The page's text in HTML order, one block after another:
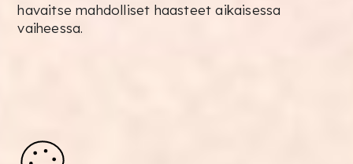
havaitse mahdolliset haasteet aikaisessa
vaiheessa.